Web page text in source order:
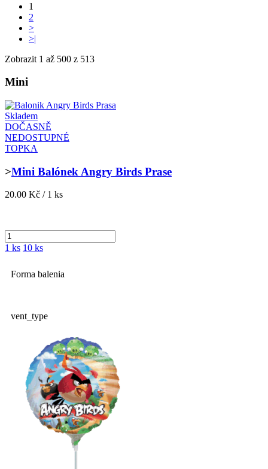
1
2
>
>|
Zobrazit 1 až 500 z 513
Mini
Skladem
DOČASNĚ
NEDOSTUPNÉ
TOPKA
>Mini Balónek Angry Birds Prase
20.00 Kč / 1 ks
1 ks 10 ks
Forma balenia
vent_type